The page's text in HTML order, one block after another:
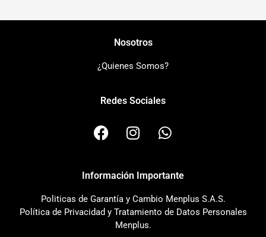
Nosotros
¿Quienes Somos?
Redes Sociales
F
a
e
b
o
o
I
n
t
a
g
r
a
W
h
t
s
a
p
Información Importante
Politicas de Garantía y Cambio Menplus S.A.S.
Política de Privacidad y Tratamiento de Datos Personales
Menplus.